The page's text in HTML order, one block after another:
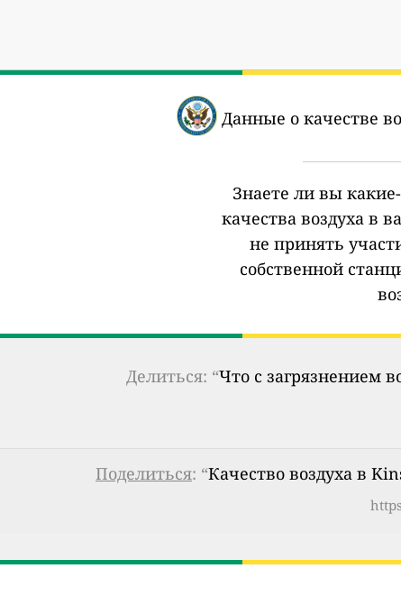
Данные о качестве
Знаете ли вы
качества воздуха в
не принять
собственной
Делиться: “Что с загрязнением
Поделиться: “Качество воздуха в